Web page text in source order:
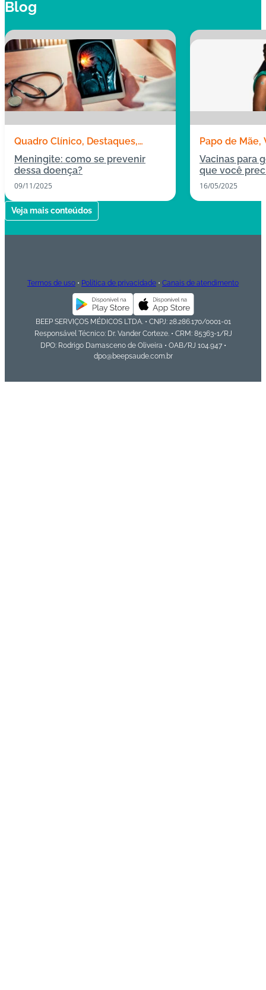
Blog
Quadro Clínico Destaques
Todas as publicações
Meningite: como se prevenir
dessa doença?
09/11/2025
Papo de Mãe
Destaques
Vacinas para
que você
16/05/2025
Veja mais conteúdos
Termos de uso • Política de privacidade • Canais de atendimento
BEEP SERVIÇOS MÉDICOS LTDA. • CNPJ: 28.286.170/0001-01
Responsável Técnico: Dr. Vander Corteze. • CRM: 85363-1/RJ
DPO: Rodrigo Damasceno de Oliveira • OAB/RJ 104.947 •
dpo@beepsaude.com.br